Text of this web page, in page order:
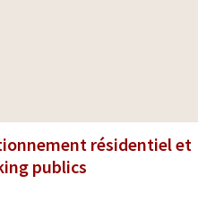
résidentiel et
publics